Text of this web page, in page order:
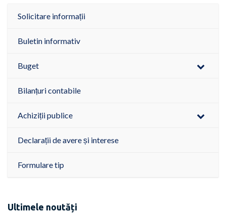
Solicitare informații
Buletin informativ
Buget
Bilanțuri contabile
Achiziții publice
Declarații de avere și interese
Formulare tip
Ultimele noutăți